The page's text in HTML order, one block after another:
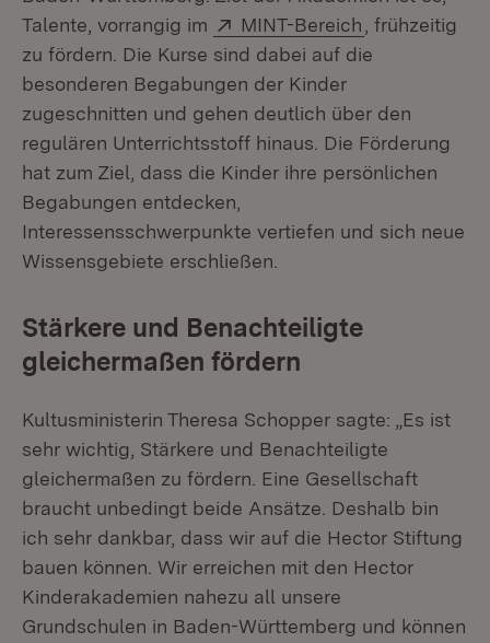
Talente, vorrangig im
Extern:
MINT-Bereich (Öffnet in
, frühzeitig
zu fördern. Die Kurse sind dabei auf die
besonderen Begabungen der Kinder
zugeschnitten und gehen deutlich über den
regulären Unterrichtsstoff hinaus. Die Förderung
hat zum Ziel, dass die Kinder ihre persönlichen
Begabungen entdecken,
Interessensschwerpunkte vertiefen und sich neue
Wissensgebiete erschließen.
Stärkere und Benachteiligte
gleichermaßen fördern
Kultusministerin Theresa Schopper sagte: „Es ist
sehr wichtig, Stärkere und Benachteiligte
gleichermaßen zu fördern. Eine Gesellschaft
braucht unbedingt beide Ansätze. Deshalb bin
ich sehr dankbar, dass wir auf die Hector Stiftung
bauen können. Wir erreichen mit den Hector
Kinderakademien nahezu all unsere
Grundschulen in Baden-Württemberg und können